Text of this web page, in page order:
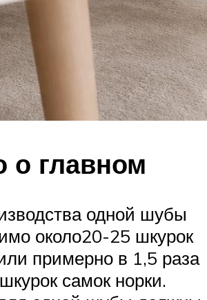
о главном
одной шубы
около20-25 шкурок
примерно в 1,5 раза
самок норки.